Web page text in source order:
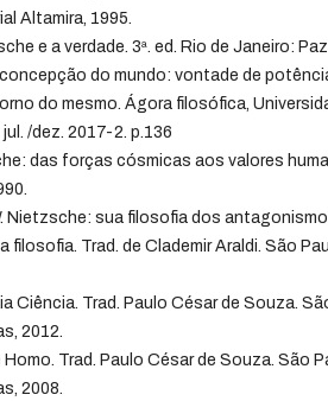
Altamira, 1995.
e a verdade. 3ª. ed. Rio de Janeiro: Paz
do mundo: vontade de
do mesmo. Ágora filosófica,
/dez. 2017-2. p.136
das forças cósmicas aos valores
Nietzsche: sua filosofia dos
filosofia. Trad. de Clademir Araldi. São
Ciência. Trad. Paulo César de Souza.
2012.
Homo. Trad. Paulo César de Souza. São
2008.